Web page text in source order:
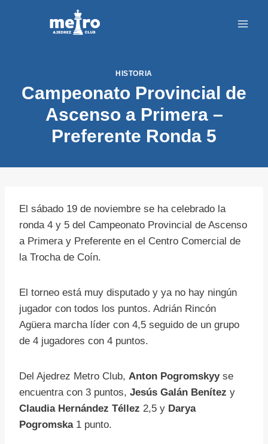
HISTORIA
Campeonato Provincial de
Ascenso a Primera –
Preferente Ronda 5
El sábado 19 de noviembre se ha celebrado la
ronda 4 y 5 del Campeonato Provincial de Ascenso
a Primera y Preferente en el Centro Comercial de
la Trocha de Coín.
El torneo está muy disputado y ya no hay ningún
jugador con todos los puntos. Adrián Rincón
Agüera marcha líder con 4,5 seguido de un grupo
de 4 jugadores con 4 puntos.
Del Ajedrez Metro Club, Anton Pogromskyyse
encuentra con 3 puntos, Jesús Galán Benítez y
Claudia Hernández Téllez 2,5 y Darya
Pogromska1 punto.